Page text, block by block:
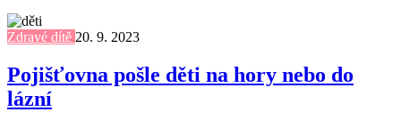
Zdravé dítě 20. 9. 2023
Pojišťovna pošle děti na hory nebo do
lázní